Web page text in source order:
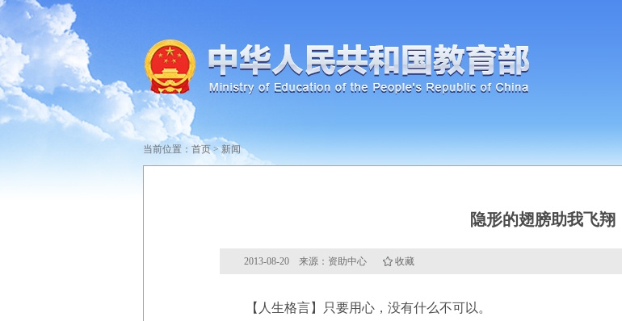
当前位置： 首页>新闻
隐形的翅膀助我飞翔
2013-08-20 来源：资助中心 收藏
【人生格言】只要用心，没有什么不可以。